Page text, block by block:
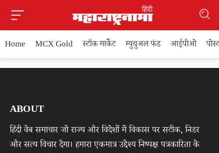
Home MCX Gold स्टॉक मार्केट म्युचुअल फंड आईपीओ
ABOUT
हिंदी वेब समाचार जो राज्य और विदेशों में विकास पर सटीक, निडर
और सत्य विचार देगा। हमारा एकमात्र उद्देश्य निष्पक्ष पत्रकारिता के